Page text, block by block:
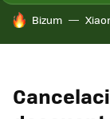
HOY SE HABLA
Bizum